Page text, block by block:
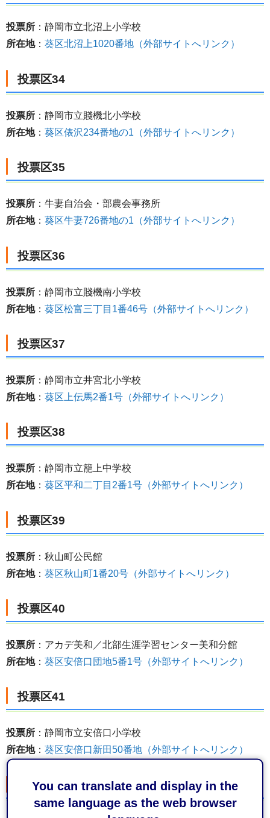
You can translate and display in the
same language as the web browser
投票所 ：静岡市立北沼上小学校
所在地： 葵区北沼上1020番地（外部サイトへリンク）
投票区34
投票所 ：静岡市立賤機北小学校
所在地： 葵区俵沢234番地の1（外部サイトへリンク）
投票区35
投票所 ：牛妻自治会・部農会事務所
所在地： 葵区牛妻726番地の1（外部サイトへリンク）
投票区36
投票所 ：静岡市立賤機南小学校
所在地： 葵区松富三丁目1番46号（外部サイトへリンク）
投票区37
投票所 ：静岡市立井宮北小学校
所在地： 葵区上伝馬2番1号（外部サイトへリンク）
投票区38
投票所 ：静岡市立籠上中学校
所在地： 葵区平和二丁目2番1号（外部サイトへリンク）
投票区39
投票所 ：秋山町公民館
所在地： 葵区秋山町1番20号（外部サイトへリンク）
投票区40
投票所 ：アカデ美和／北部生涯学習センター美和分館
所在地： 葵区安倍口団地5番1号（外部サイトへリンク）
投票区41
投票所 ：静岡市立安倍口小学校
所在地： 葵区安倍口新田50番地（外部サイトへリンク）
投票区42